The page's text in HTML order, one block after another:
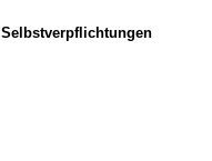
Selbstverpflichtungen